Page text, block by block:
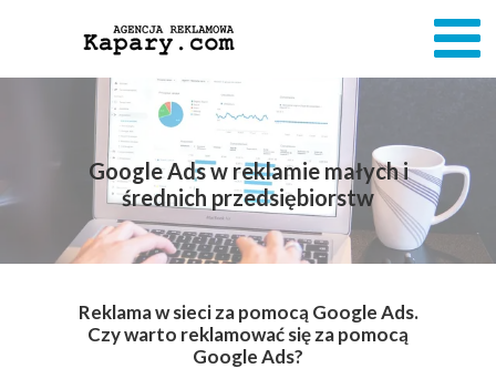
Google Ads w reklamie małych i
średnich przedsiębiorstw
Reklama w sieci za pomocą Google Ads.
Czy warto reklamować się za pomocą
Google Ads?